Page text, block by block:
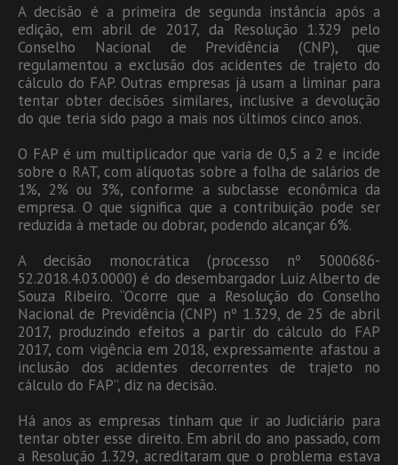
A decisão é a primeira de segunda instância após a
edição, em abril de 2017, da Resolução 1.329 pelo
Conselho Nacional de Previdência (CNP), que
regulamentou a exclusão dos acidentes de trajeto do
cálculo do FAP. Outras empresas já usam a liminar para
tentar obter decisões similares, inclusive a devolução
do que teria sido pago a mais nos últimos cinco anos.
O FAP é um multiplicador que varia de 0,5 a 2 e incide
sobre o RAT, com alíquotas sobre a folha de salários de
1%, 2% ou 3%, conforme a subclasse econômica da
empresa. O que significa que a contribuição pode ser
reduzida à metade ou dobrar, podendo alcançar 6%.
A decisão monocrática (processo nº 5000686-
52.2018.4.03.0000) é do desembargador Luiz Alberto de
Souza Ribeiro. “Ocorre que a Resolução do Conselho
Nacional de Previdência (CNP) nº 1.329, de 25 de abril
2017, produzindo efeitos a partir do cálculo do FAP
2017, com vigência em 2018, expressamente afastou a
inclusão dos acidentes decorrentes de trajeto no
cálculo do FAP”, diz na decisão.
Há anos as empresas tinham que ir ao Judiciário para
tentar obter esse direito. Em abril do ano passado, com
a Resolução 1.329, acreditaram que o problema estava